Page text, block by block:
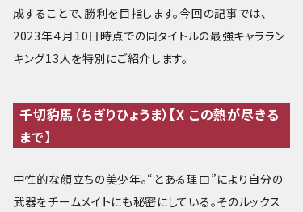
ALL ARTICLES
SPECIAL
CONTACT
CONTACT
成することで、勝利を目指します。今回の記事では、
2023年４月10日時点での同タイトルの最強キャララン
キング13人を特別にご紹介します。
千切豹馬（ちぎりひょうま）【X この熱が尽きる
まで】
中性的な顔立ちの美少年。“とある理由”により自分の
武器をチームメイトにも秘密にしている。そのルックス